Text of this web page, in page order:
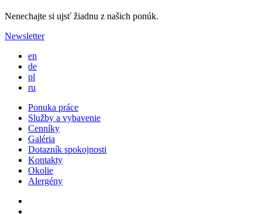
Nenechajte si ujsť žiadnu z našich ponúk.
Newsletter
en
de
pl
ru
Ponuka práce
Služby a vybavenie
Cenníky
Galéria
Dotazník spokojnosti
Kontakty
Okolie
Alergény